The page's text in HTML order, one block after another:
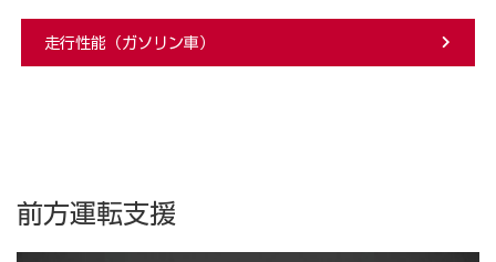
走行性能（ガソリン車）
前方運転支援